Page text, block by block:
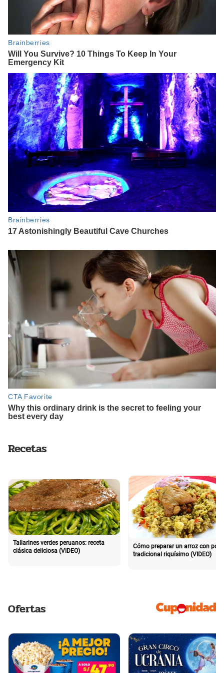
Recetas
Tallarines verdes peruanos: receta
clásica deliciosa (VIDEO)
Cómo preparar un arroz con pollo
tradicional riquísimo (VIDEO)
Ofertas